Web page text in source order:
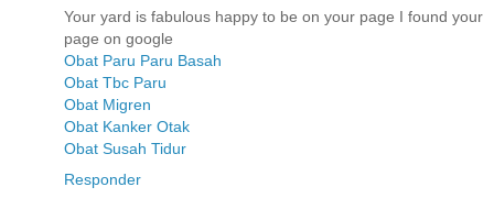
Your yard is fabulous happy to be on your page I found your
page on google
Obat Paru Paru Basah
Obat Tbc Paru
Obat Migren
Obat Kanker Otak
Obat Susah Tidur
Responder